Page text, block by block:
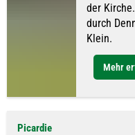
der
durch
Klein.
Mehr
Picardie